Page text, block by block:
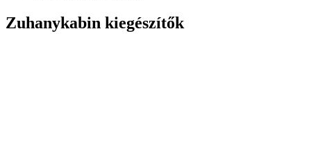
Zuhanykabin kiegészítők